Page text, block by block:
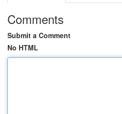
Comments
Submit a Comment
No HTML